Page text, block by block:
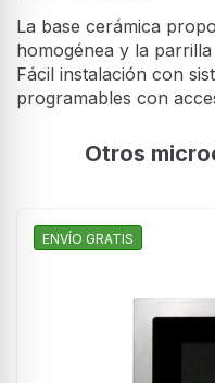
La base cerámica
homogénea y la
Fácil instalación con
programables con
Otros
ENVÍO GRATIS